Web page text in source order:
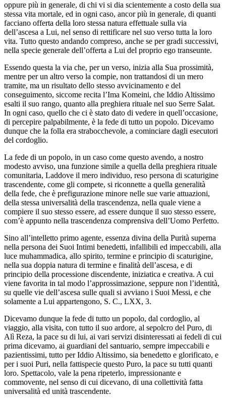
oppure più in generale, di chi vi si dia scientemente a costo della sua
stessa vita mortale, ed in ogni caso, ancor più in generale, di quanti
facciano offerta della loro stessa natura effettuale sulla via
dell’ascesa a Lui, nel senso di rettificare nel suo verso tutta la loro
vita. Tutto questo andando compreso, anche se per gradi successivi,
nella specie generale dell’offerta a Lui del proprio ego transeunte.
Essendo questa la via che, per un verso, inizia alla Sua prossimità,
mentre per un altro verso la compie, non trattandosi di un mero
tramite, ma un risultato dello stesso avvicinamento e del
conseguimento, siccome recita l’Ima Komeini, che Iddio Altissimo
esalti il suo rango, quanto alla preghiera rituale nel suo Serre Salat.
In ogni caso, quello che ci è stato dato di vedere in quell’occasione,
di percepire palpabilmente, è la fede di tutto un popolo. Dicevamo
dunque che la folla era strabocchevole, a cominciare dagli esecutori
del cordoglio.
La fede di un popolo, in un caso come questo avendo, a nostro
modesto avviso, una funzione simile a quella della preghiera rituale
comunitaria, Laddove il mero individuo, reso persona di scaturigine
trascendente, come gli compete, si riconnette a quella generalità
della fede, che è prefigurazione minore nelle sue varie attuazioni,
della stessa universalità della trascendenza, nella quale viene a
compiere il suo stesso essere, ad essere dunque il suo stesso essere,
com’è appunto nella trascendenza comprensiva dell’Uomo Perfetto.
Sino all’intelletto primo agente, essenza divina della Purità superna
nella persona dei Suoi Intimi benedetti, infallibili ed impeccabili, alla
luce muhammadica, allo spirito, termine e principio di scaturigine,
nella sua doppia natura di termine e finalità dell’ascesa, e di
principio della processione discendente, iniziatica e creativa. A cui
viene favorita in tal modo l’approssimazione, seppure non l’identità,
su quelle vie dell’ascesa sulle quali si avviano i Suoi Messi, e che
solamente a Lui appartengono, S. C., LXX, 3.
Dicevamo dunque la fede di tutto un popolo, dal cordoglio, al
viaggio, alla visita, con tutto il suo ardore, al sepolcro del Puro, di
Alì Reza, la pace su di lui, ai vari servizi disinteressati ai fedeli di cui
prima dicevamo, ai guardiani del santuario, sempre impeccabili e
pazientissimi, tutto per Iddio Altissimo, sia benedetto e glorificato, e
per i suoi Puri, nella fattispecie questo Puro, la pace su tutti quanti
loro. Spettacolo, vale la pena ripeterlo, impressionante e
commovente, nel senso di cui dicevano, di una collettività fatta
universalità ed unità trascendente.